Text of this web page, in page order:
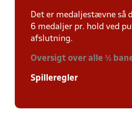
Det er medaljestævne så
6 medaljer pr. hold ved
afslutning.
Oversigt over alle ½
Spilleregler